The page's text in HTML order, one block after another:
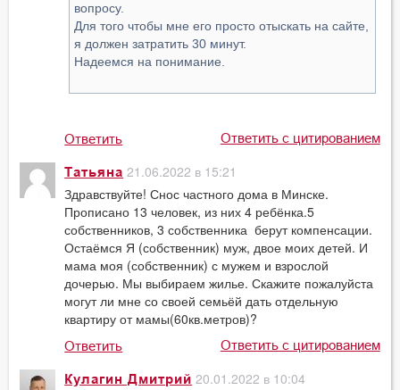
вопросу.
Для того чтобы мне его просто отыскать на сайте,
я должен затратить 30 минут.
Надеемся на понимание.
Ответить Ответить с цитированием
Татьяна 21.06.2022 в 15:21
Здравствуйте! Снос частного дома в Минске.
Прописано 13 человек, из них 4 ребёнка.5
собственников, 3 собственника берут компенсации.
Остаёмся Я (собственник) муж, двое моих детей. И
мама моя (собственник) с мужем и взрослой
дочерью. Мы выбираем жилье. Скажите пожалуйста
могут ли мне со своей семьёй дать отдельную
квартиру от мамы(60кв.метров)?
Ответить Ответить с цитированием
Кулагин Дмитрий 20.01.2022 в 10:04